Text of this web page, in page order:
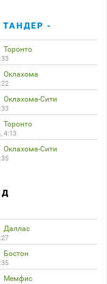
-
Торонто
Оклахома
Оклахома-Сити
Торонто
4:13
Оклахома-Сити
Даллас
Бостон
Мемфис